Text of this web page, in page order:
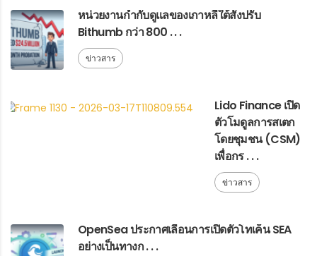
หน่วยงานกำกับดูแลของเกาหลีใต้สั่งปรับ
Bithumb กว่า 800 . . .
ข่าวสาร
Lido Finance เปิด
ตัวโมดูลการสเตก
โดยชุมชน (CSM)
เพื่อกร . . .
ข่าวสาร
OpenSea ประกาศเลื่อนการเปิดตัวโทเค็น SEA
อย่างเป็นทางก . . .